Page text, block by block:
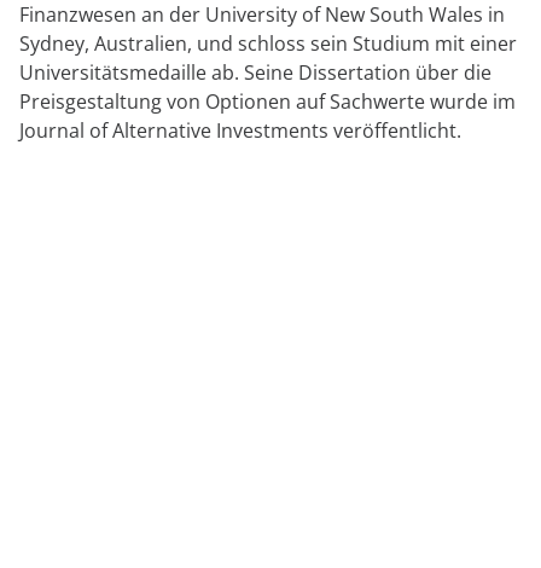
Finanzwesen an der University of New South Wales in
Sydney, Australien, und schloss sein Studium mit einer
Universitätsmedaille ab. Seine Dissertation über die
Preisgestaltung von Optionen auf Sachwerte wurde im
Journal of Alternative Investments veröffentlicht.